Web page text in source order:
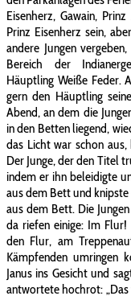
Eisenherz, Gawain,
Prinz Eisenherz sein,
andere Jungen
Bereich der
Häuptling Weiße Feder.
gern den Häuptling
Abend, an dem die
in den Betten liegend,
das Licht war schon
Der Junge, der den Titel
indem er ihn beleidigte
aus dem Bett und
aus dem Bett. Die
da riefen einige: Im
den Flur, am
Kämpfenden umringen
Janus ins Gesicht und
antwortete hochrot: